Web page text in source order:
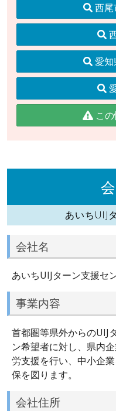
西尾
愛知
こ
あいちUIJ
会社名
あいちUIJターン支援セ
事業内容
首都圏等県外からのUIJ
ン希望者に対し、県内
労支援を行い、中小企
保を図ります。
会社住所